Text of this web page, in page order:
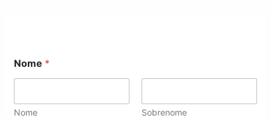
N
o
*
Nome *
Nome Sobrenome